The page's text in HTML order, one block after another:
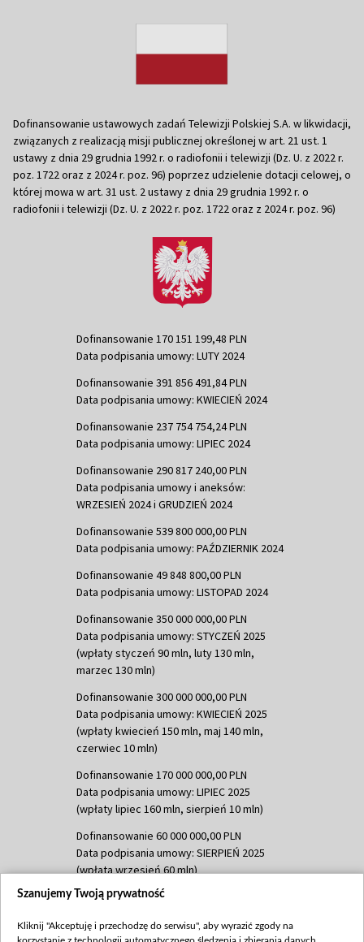
Dofinansowanie ustawowych zadań Telewizji Polskiej S.A. w likwidacji,
związanych z realizacją misji publicznej określonej w art. 21 ust. 1
ustawy z dnia 29 grudnia 1992 r. o radiofonii i telewizji (Dz. U. z 2022 r.
poz. 1722 oraz z 2024 r. poz. 96) poprzez udzielenie dotacji celowej, o
której mowa w art. 31 ust. 2 ustawy z dnia 29 grudnia 1992 r. o
radiofonii i telewizji (Dz. U. z 2022 r. poz. 1722 oraz z 2024 r. poz. 96)
Dofinansowanie 170 151 199,48 PLN
Data podpisania umowy: LUTY 2024
Dofinansowanie 391 856 491,84 PLN
Data podpisania umowy: KWIECIEŃ 2024
Dofinansowanie 237 754 754,24 PLN
Data podpisania umowy: LIPIEC 2024
Dofinansowanie 290 817 240,00 PLN
Data podpisania umowy i aneksów:
WRZESIEŃ 2024 i GRUDZIEŃ 2024
Dofinansowanie 539 800 000,00 PLN
Data podpisania umowy: PAŹDZIERNIK 2024
Dofinansowanie 49 848 800,00 PLN
Data podpisania umowy: LISTOPAD 2024
Dofinansowanie 350 000 000,00 PLN
Data podpisania umowy: STYCZEŃ 2025
(wpłaty styczeń 90 mln, luty 130 mln,
marzec 130 mln)
Dofinansowanie 300 000 000,00 PLN
Data podpisania umowy: KWIECIEŃ 2025
(wpłaty kwiecień 150 mln, maj 140 mln,
czerwiec 10 mln)
Dofinansowanie 170 000 000,00 PLN
Data podpisania umowy: LIPIEC 2025
(wpłaty lipiec 160 mln, sierpień 10 mln)
Dofinansowanie 60 000 000,00 PLN
Data podpisania umowy: SIERPIEŃ 2025
(wpłata wrzesień 60 mln)
Dofinansowanie 635 783 051,21 PLN
(wpłata wrzesień 100 mln, październik 350
Szanujemy Twoją prywatność
Kliknij "Akceptuję i przechodzę do serwisu", aby wyrazić zgody na